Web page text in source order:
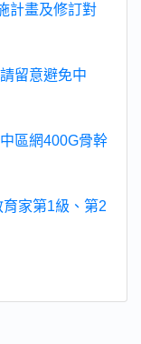
計畫及修訂對
留意避免中
區網400G骨幹
家第1級、第2